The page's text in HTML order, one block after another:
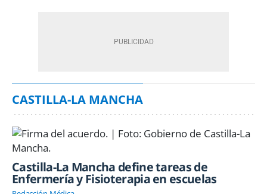
CASTILLA-LA MANCHA
Castilla-La Mancha define tareas de
Enfermería y Fisioterapia en escuelas